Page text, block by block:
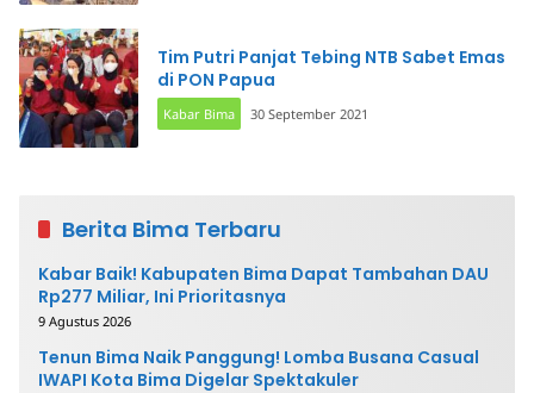
Tim Putri Panjat Tebing NTB Sabet Emas
di PON Papua
Kabar Bima 30 September 2021
Berita Bima Terbaru
Kabar Baik! Kabupaten Bima Dapat Tambahan DAU
Rp277 Miliar, Ini Prioritasnya
9 Agustus 2026
Tenun Bima Naik Panggung! Lomba Busana Casual
IWAPI Kota Bima Digelar Spektakuler